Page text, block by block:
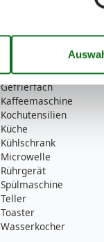
Backofen
Gefrierfach
Kaffeemaschine
Kochutensilien
Küche
Kühlschrank
Microwelle
Rührgerät
Spülmaschine
Teller
Toaster
Wasserkocher